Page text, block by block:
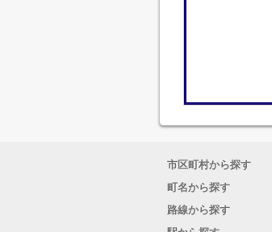
市区町村から探す
町名から探す
路線から探す